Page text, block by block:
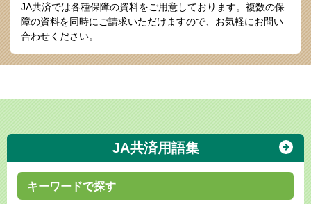
JA共済では各種保障の資料をご用意しております。 複数の保
障の資料を同時にご請求いただけますので、お気軽にお問い
合わせください。
JA共済用語集
キーワードで探す